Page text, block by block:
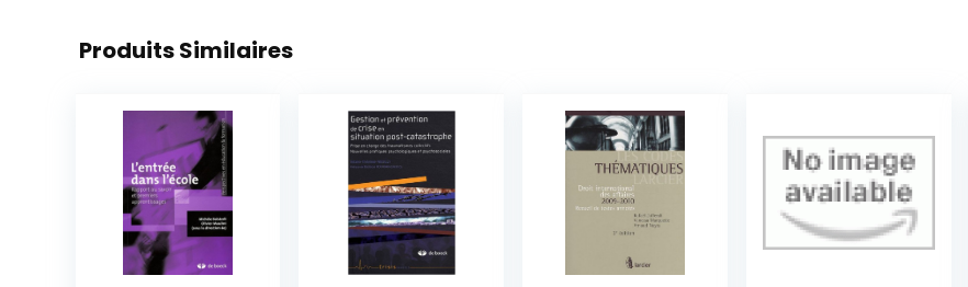
Produits Similaires